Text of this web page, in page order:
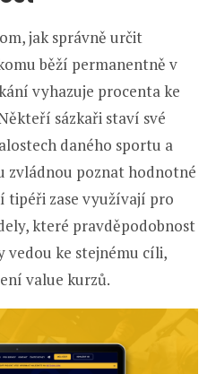
jak správně určit
běží permanentně v
vyhazuje procenta ke
sázkaři staví své
daného sportu a
zvládnou poznat hodnotné
tipéři zase využívají pro
které pravděpodobnost
vedou ke stejnému cíli,
value kurzů.